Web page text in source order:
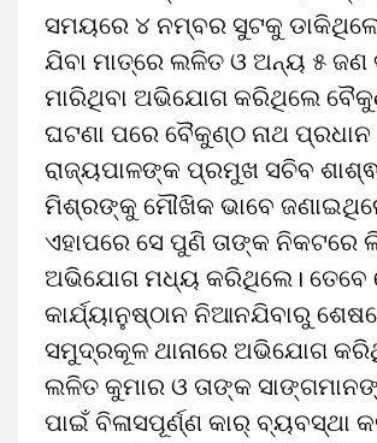
ସମୟରେ ୪ ନମ୍ବର ସୁଟକୁ
ଯିବା ମାତ୍ରେ ଲଳିତ ଓ ଅନ୍ୟ ୫ ଜଣ
ମାରିଥିବା ଅଭିଯୋଗ କରିଥିଲେ
ଘଟଣା ପରେ ବୈକୁଣ୍ଠ ନାଥ ପ୍ରଧାନ
ରାଜ୍ୟପାଳଙ୍କ ପ୍ରମୁଖ ସଚିବ
ମିଶ୍ରଙ୍କୁ ମୌଖିକ ଭାବେ
ଏହାପରେ ସେ ପୁଣି ତାଙ୍କ ନିକଟରେ
ଅଭିଯୋଗ ମଧ୍ୟ କରିଥିଲେ। ତେବେ
କାର୍ଯ୍ୟାନୁଷ୍ଠାନ ନିଆନଯିବାରୁ
ସମୁଦ୍ରକୂଳ ଥାନାରେ ଅଭିଯୋଗ
ଲଳିତ କୁମାର ଓ ତାଙ୍କ
ପାଇଁ ବିଳାସପୂର୍ଣ୍ଣ କାର୍ ବ୍ୟବସ୍ଥା